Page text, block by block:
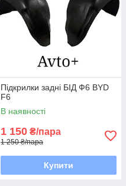
Підкрилки задні БІД Ф6 BYD
F6
В наявності
1 150 ₴/пара
1 250 ₴/пара
Купити